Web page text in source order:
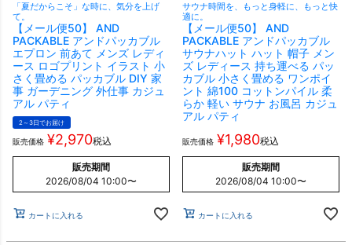
「夏だからこそ」な時に、気分を上げ
て。
【メール便50】 AND
PACKABLE アンドパッカブル
エプロン 前あて メンズ レディ
ース ロゴプリント イラスト 小
さく畳める パッカブル DIY 家
事 ガーデニング 外仕事 カジュ
アル パティ
2～3日でお届け
販売価格 ¥2,970税込
販売期間
2026/08/04 10:00〜
カートに入れる
サウナ時間を、もっと身軽に、もっと快
適に。
【メール便50】 AND
PACKABLE アンドパッカブル
サウナハット ハット 帽子 メン
ズ レディース 持ち運べる パッ
カブル 小さく畳める ワンポイ
ント 綿100 コットンパイル 柔
らか 軽い サウナ お風呂 カジュ
アル パティ
販売価格 ¥1,980税込
販売期間
2026/08/04 10:00〜
カートに入れる